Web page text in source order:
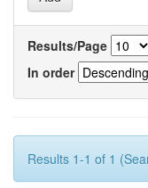
Results/Page
In order
Results 1-1 of 1